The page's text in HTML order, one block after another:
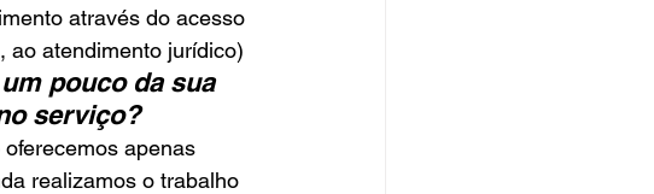
através do acesso
ao atendimento jurídico)
pouco da sua
serviço?
oferecemos apenas
realizamos o trabalho